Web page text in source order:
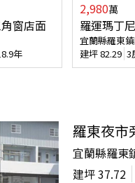
窗店面
年
2,980萬
羅運瑪丁
宜蘭縣羅東
建坪82.29 3
羅東夜市
宜蘭縣羅東
建坪37.72